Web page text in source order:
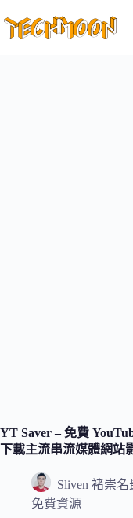
至
YT Saver – 免費
下載主流串流媒體網站
Sliven 褚崇名
免費資源